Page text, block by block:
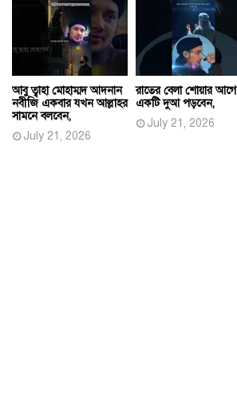
আবু ত্বাহা মোহাম্মদ আদনান
নবীজি একবার যখন আল্লাহর
সামনে বলবেন,
July 21, 2026
রাতের বেলা শোয়ার আগে
একটি দুআ পড়বেন,
July 21, 2026